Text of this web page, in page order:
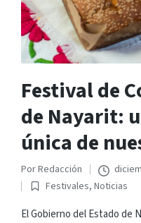
Festival de
de Nayarit:
única de
Publicado
por
PorRedacción
Publicado
en
Festivales, Noticias
El Gobierno del Estado de